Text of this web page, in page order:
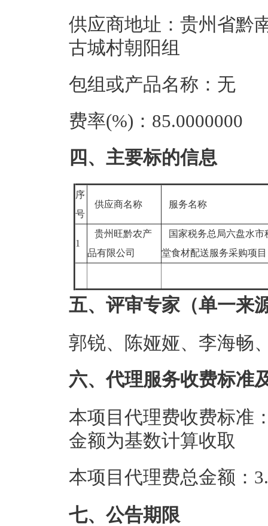
供应商地址：贵州省黔
古城村朝阳组
包组或产品名称：无
费率(%)：85.0000000
四、主要标的信息
序
号
供应商名称 服务名称
1
贵州旺黔农产
品有限公司
国家税务总局六盘水市
堂食材配送服务采购项
五、评审专家（单一来
郭锐、陈娅娅、李海畅
六、代理服务收费标准
本项目代理费收费标准
金额为基数计算收取
本项目代理费总金额：
七、公告期限